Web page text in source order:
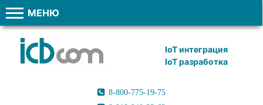
МЕНЮ
IoT интеграция
IoT разработка
8-800-775-19-75